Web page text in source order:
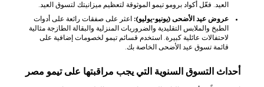
العيد. فعّل أكواد برومو تيمو الموثوقة لتعظيم ميزانيتك لتسوق العيد.
عروض عيد الأضحى (يونيو-يوليو): اعثر على صفقات رائعة على أدوات
الطبخ والملابس التقليدية والضروريات المنزلية والبقالة الطازجة مثالية
لاحتفالات عائلية كبيرة. استخدم قسائم تيمو لخصومات إضافية على
قائمة تسوق عيد الأضحى الخاصة بك.
أحداث التسوق السنوية التي يجب مراقبتها على تيمو مصر